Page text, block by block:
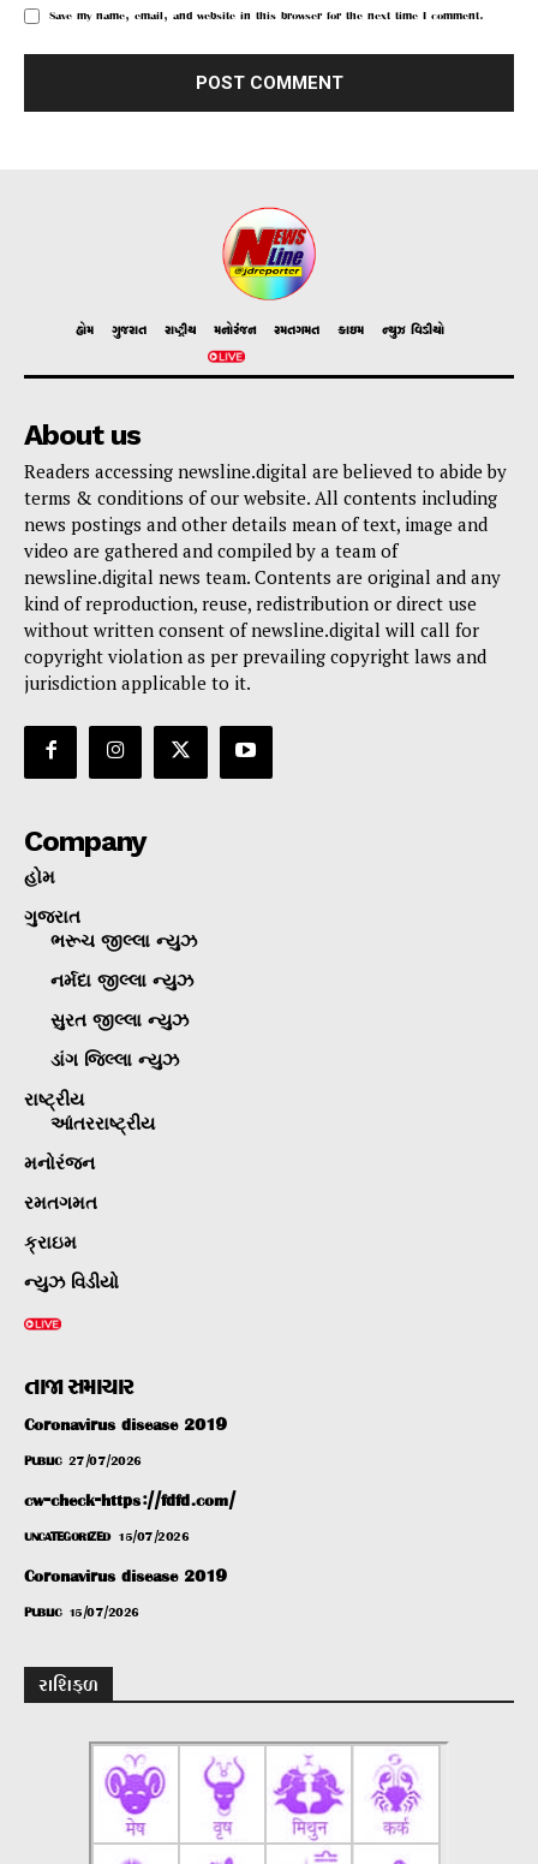
Save my name, email, and website in this browser for the next time I comment.
હોમ ગુજરાત રાષ્ટ્રીય મનોરંજન રમતગમત ક્રાઇમ ન્યુઝ વિડીયો
About us
Readers accessing newsline.digital are believed to abide by
terms & conditions of our website. All contents including
news postings and other details mean of text, image and
video are gathered and compiled by a team of
newsline.digital news team. Contents are original and any
kind of reproduction, reuse, redistribution or direct use
without written consent of newsline.digital will call for
copyright violation as per prevailing copyright laws and
jurisdiction applicable to it.
Company
હોમ
ગુજરાત
ભરૂચ જીલ્લા ન્યુઝ
નર્મદા જીલ્લા ન્યુઝ
સુરત જીલ્લા ન્યુઝ
ડાંગ જિલ્લા ન્યુઝ
રાષ્ટ્રીય
આંતરરાષ્ટ્રીય
મનોરંજન
રમતગમત
ક્રાઇમ
ન્યુઝ વિડીયો
તાજા સમાચાર
Coronavirus disease 2019
PUBLIC 27/07/2026
cw-check-https://fdfd.com/
UNCATEGORIZED 15/07/2026
Coronavirus disease 2019
PUBLIC 15/07/2026
રાશિફળ